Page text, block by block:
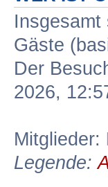
Insgesamt
Gäste
Der
2026,
Mitglieder:
Legende: